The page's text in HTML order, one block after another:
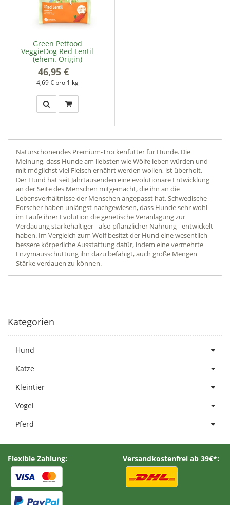
Green Petfood
VeggieDog Red Lentil
(ehem. Origin)
46,95 €
4,69 € pro 1 kg
Naturschonendes Premium-Trockenfutter für Hunde. Die
Meinung, dass Hunde am liebsten wie Wölfe leben würden und
mit möglichst viel Fleisch ernährt werden wollen, ist überholt.
Der Hund hat seit Jahrtausenden eine evolutionäre Entwicklung
an der Seite des Menschen mitgemacht, die ihn an die
Lebensverhältnisse der Menschen angepasst hat. Schwedische
Forscher haben unlängst nachgewiesen, dass Hunde sehr wohl
im Laufe ihrer Evolution die genetische Veranlagung zur
Verdauung stärkehaltiger - also pflanzlicher Nahrung - entwickelt
haben. Im Vergleich zum Wolf besitzt der Hund eine wesentlich
bessere körperliche Ausstattung dafür, indem eine vermehrte
Enzymausschüttung ihn dazu befähigt, auch große Mengen
Stärke verdauen zu können.
Kategorien
Hund
Katze
Kleintier
Vogel
Pferd
Flexible Zahlung: Versandkostenfrei ab 39€*: